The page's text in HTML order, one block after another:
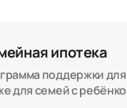
ипотека
поддержки
для семей с